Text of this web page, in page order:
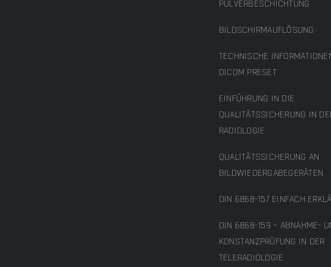
PULVERBESCHICHTUNG
BILDSCHIRMAUFLÖSUNG
TECHNISCHE
DICOM PRESET
EINFÜHRUNG IN DIE
QUALITÄTSSICHERUNG IN
RADIOLOGIE
QUALITÄTSSICHERUNG AN
BILDWIEDERGABEGERÄTEN
DIN 6868-157 EINFACH
DIN 6868-159 – ABNAHME-
KONSTANZPRÜFUNG IN DER
TELERADIOLOGIE